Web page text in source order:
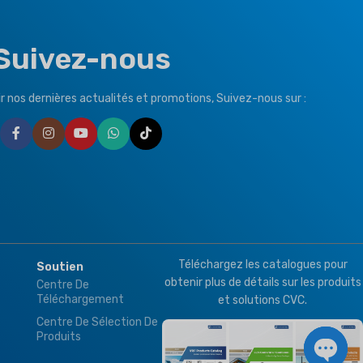
nous
nos dernières actualités et promotions, Suivez-nous sur :
Soutien
Centre De
Téléchargement
Centre De Sélection De
Produits
Téléchargez les catalogues pour
obtenir plus de détails sur les produits
et solutions CVC.